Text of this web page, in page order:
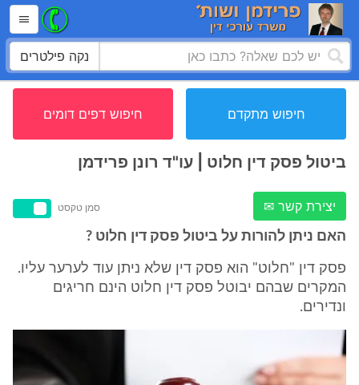
נקה פילטרים
חיפוש מתקדם חיפוש דפים דומים
ביטול פסק דין חלוט | עו"ד רונן פרידמן
יצירת קשר ✉ סמן טקסט
האם ניתן להורות על ביטול פסק דין חלוט ?
פסק דין "חלוט" הוא פסק דין שלא ניתן עוד לערער עליו.
המקרים שבהם יבוטל פסק דין חלוט הינם חריגים
ונדירים.